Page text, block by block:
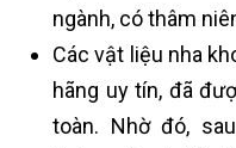
ngành, có thâm
Các vật liệu nha
hãng uy tín, đã
toàn. Nhờ đó,